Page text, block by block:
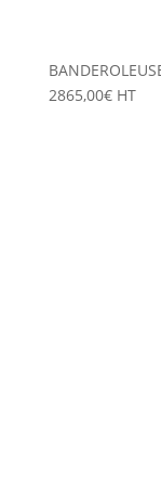
2865,00€ HT